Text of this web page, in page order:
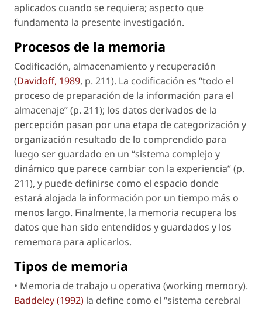
aplicados cuando se requiera; aspecto que
fundamenta la presente investigación.
Procesos de la memoria
Codificación, almacenamiento y recuperación
(Davidoff, 1989, p. 211). La codificación es “todo el
proceso de preparación de la información para el
almacenaje” (p. 211); los datos derivados de la
percepción pasan por una etapa de categorización y
organización resultado de lo comprendido para
luego ser guardado en un “sistema complejo y
dinámico que parece cambiar con la experiencia” (p.
211), y puede definirse como el espacio donde
estará alojada la información por un tiempo más o
menos largo. Finalmente, la memoria recupera los
datos que han sido entendidos y guardados y los
rememora para aplicarlos.
Tipos de memoria
• Memoria de trabajo u operativa (working memory).
Baddeley (1992) la define como el “sistema cerebral